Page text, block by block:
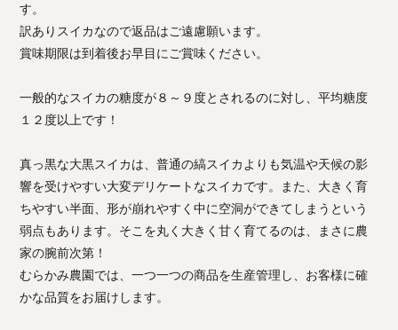
す。
訳ありスイカなので返品はご遠慮願います。
賞味期限は到着後お早目にご賞味ください。
一般的なスイカの糖度が８～９度とされるのに対し、平均糖度
１２度以上です！
真っ黒な大黒スイカは、普通の縞スイカよりも気温や天候の影
響を受けやすい大変デリケートなスイカです。また、大きく育
ちやすい半面、形が崩れやすく中に空洞ができてしまうという
弱点もあります。そこを丸く大きく甘く育てるのは、まさに農
家の腕前次第！
むらかみ農園では、一つ一つの商品を生産管理し、お客様に確
かな品質をお届けします。